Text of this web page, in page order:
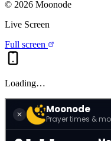
© 2026 Moonode
Live Screen
Full screen
Loading…